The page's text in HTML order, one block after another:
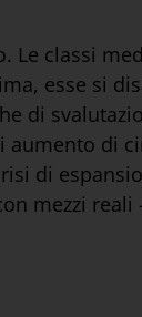
Le classi
esse si
di
di
di
mezzi